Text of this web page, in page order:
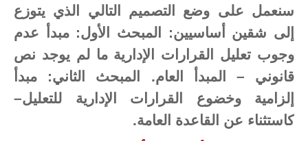
سنعمل على وضع التصميم التالي الذي يتوزع
إلى شقين أساسيين: المبحث الأول: مبدأ عدم
وجوب تعليل القرارات الإدارية ما لم يوجد نص
قانوني – المبدأ العام. المبحث الثاني: مبدأ
إلزامية وخضوع القرارات الإدارية للتعليل–
كاستثناء عن القاعدة العامة.